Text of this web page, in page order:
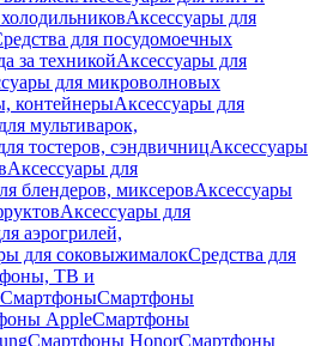
Аксессуары для
для посудомоечных
за техникойАксессуары для
для микроволновых
контейнерыАксессуары для
мультиварок,
тостеров, сэндвичницАксессуары
Аксессуары для
блендеров, миксеровАксессуары
Аксессуары для
аэрогрилей,
для соковыжималокСредства для
ТВ и
СмартфоныСмартфоны
AppleСмартфоны
Смартфоны HonorСмартфоны